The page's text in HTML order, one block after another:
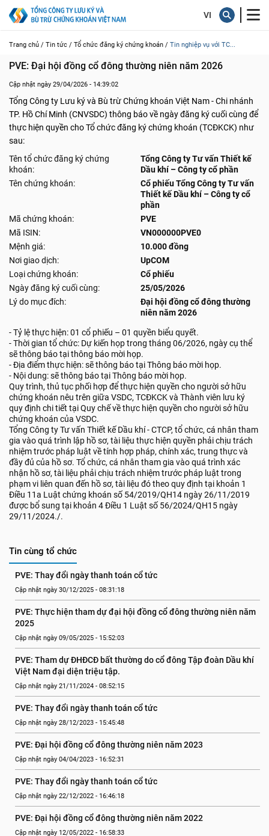
Trang chủ / Tin tức / Tổ chức đăng ký chứng khoán / Tin nghiệp vụ với TC...
PVE: Đại hội đồng cổ đông thường niên năm 2026
Cập nhật ngày 29/04/2026 - 14:39:02
Tổng Công ty Lưu ký và Bù trừ Chứng khoán Việt Nam - Chi nhánh
TP. Hồ Chí Minh (CNVSDC) thông báo về ngày đăng ký cuối cùng để
thực hiện quyền cho Tổ chức đăng ký chứng khoán (TCĐKCK) như
sau:
Tên tổ chức đăng ký chứng
khoán:
Tổng Công ty Tư vấn Thiết kế
Dầu khí – Công ty cổ phần
Tên chứng khoán:
Cổ phiếu Tổng Công ty Tư vấn
Thiết kế Dầu khí – Công ty cổ
phần
Mã chứng khoán:
PVE
Mã ISIN:
VN000000PVE0
Mệnh giá:
10.000 đồng
Nơi giao dịch:
UpCOM
Loại chứng khoán:
Cổ phiếu
Ngày đăng ký cuối cùng:
25/05/2026
Lý do mục đích:
Đại hội đồng cổ đông thường
niên năm 2026
- Tỷ lệ thực hiện: 01 cổ phiếu – 01 quyền biểu quyết.
- Thời gian tổ chức: Dự kiến họp trong tháng 06/2026, ngày cụ thể
sẽ thông báo tại thông báo mời họp.
- Địa điểm thực hiện: sẽ thông báo tại Thông báo mời họp.
- Nội dung: sẽ thông báo tại Thông báo mời họp.
Quy trình, thủ tục phối hợp để thực hiện quyền cho người sở hữu
chứng khoán nêu trên giữa VSDC, TCĐKCK và Thành viên lưu ký
quy định chi tiết tại Quy chế về thực hiện quyền cho người sở hữu
chứng khoán của VSDC.
Tổng Công ty Tư vấn Thiết kế Dầu khí - CTCP, tổ chức, cá nhân tham
gia vào quá trình lập hồ sơ, tài liệu thực hiện quyền phải chịu trách
nhiệm trước pháp luật về tính hợp pháp, chính xác, trung thực và
đầy đủ của hồ sơ. Tổ chức, cá nhân tham gia vào quá trình xác
nhận hồ sơ, tài liệu phải chịu trách nhiệm trước pháp luật trong
phạm vi liên quan đến hồ sơ, tài liệu đó theo quy định tại khoản 1
Điều 11a Luật chứng khoán số 54/2019/QH14 ngày 26/11/2019
được bổ sung tại khoản 4 Điều 1 Luật số 56/2024/QH15 ngày
29/11/2024./.
Tin cùng tổ chức
PVE: Thay đổi ngày thanh toán cổ tức
Cập nhật ngày 30/12/2025 - 08:31:18
PVE: Thực hiện tham dự đại hội đồng cổ đông thường niên năm
2025
Cập nhật ngày 09/05/2025 - 15:52:03
PVE: Tham dự ĐHĐCĐ bất thường do cổ đông Tập đoàn Dầu khí
Việt Nam đại diện triệu tập.
Cập nhật ngày 21/11/2024 - 08:52:15
PVE: Thay đổi ngày thanh toán cổ tức
Cập nhật ngày 28/12/2023 - 15:45:48
PVE: Đại hội đồng cổ đông thường niên năm 2023
Cập nhật ngày 04/04/2023 - 16:52:31
PVE: Thay đổi ngày thanh toán cổ tức
Cập nhật ngày 22/12/2022 - 16:46:18
PVE: Đại hội đồng cổ đông thường niên năm 2022
Cập nhật ngày 12/05/2022 - 16:58:33